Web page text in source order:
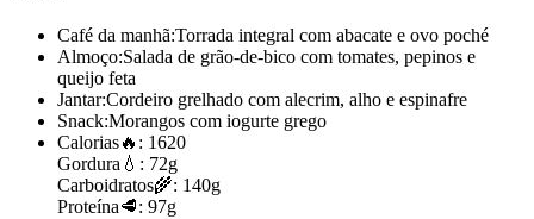
Café da manhã:Torrada integral com abacate e ovo poché
Almoço:Salada de grão-de-bico com tomates, pepinos e
queijo feta
Jantar:Cordeiro grelhado com alecrim, alho e espinafre
Snack:Morangos com iogurte grego
Calorias🔥: 1620
Gordura 💧: 72g
Carboidratos🌾: 140g
Proteína🥩: 97g